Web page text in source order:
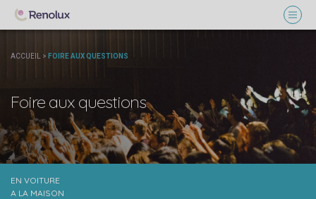
ACCUEIL > FOIRE AUX QUESTIONS
Foire aux questions
EN VOITURE
A LA MAISON